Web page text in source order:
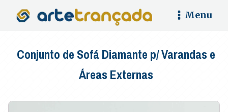
Menu
Conjunto de Sofá Diamante p/ Varandas e
Áreas Externas